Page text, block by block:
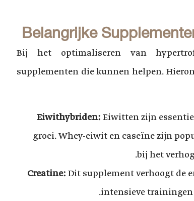
Belangrijke
Bij het optimaliseren van
supplementen die kunnen helpen.
Eiwithybriden: Eiwitten zijn
groei. Whey-eiwit en caseïne zijn
bij het
Creatine: Dit supplement verhoogt de
intensieve trainingen